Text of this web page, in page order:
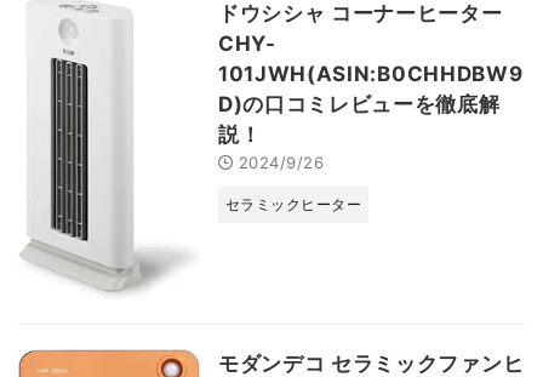
ドウシシャ コーナーヒーター
CHY-
101JWH(ASIN:B0CHHDBW9
D)の口コミレビューを徹底解
説！
2024/9/26
セラミックヒーター
モダンデコ セラミックファンヒ